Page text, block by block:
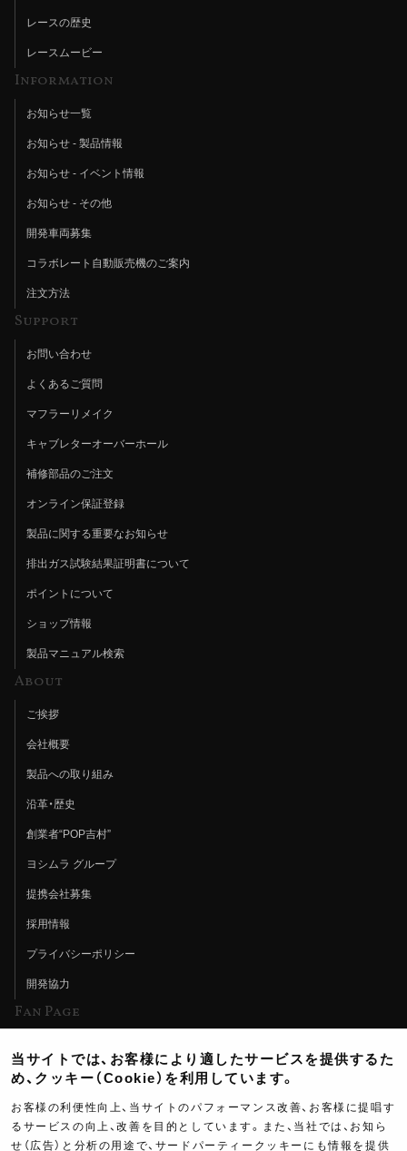
レースの歴史
レースムービー
Information
お知らせ一覧
お知らせ - 製品情報
お知らせ - イベント情報
お知らせ - その他
開発車両募集
コラボレート自動販売機のご案内
注文方法
Support
お問い合わせ
よくあるご質問
マフラーリメイク
キャブレターオーバーホール
補修部品のご注文
オンライン保証登録
製品に関する重要なお知らせ
排出ガス試験結果証明書について
ポイントについて
ショップ情報
製品マニュアル検索
About
ご挨拶
会社概要
製品への取り組み
沿革・歴史
創業者“POP吉村”
ヨシムラ グループ
提携会社募集
採用情報
プライバシーポリシー
開発協力
Fan Page
ヨシムラTV
イベント情報
イベントスケジュール
当サイトでは、お客様により適したサービスを提供するた
め、クッキー（Cookie）を利用しています。
お客様の利便性向上、当サイトのパフォーマンス改善、お客様に提唱す
るサービスの向上、改善を目的としています。また、当社では、お知ら
せ（広告）と分析の用途で、サードパーティークッキーにも情報を提供